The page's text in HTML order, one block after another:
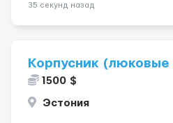
35 секунд назад
Корпусник
1500 $
Эстония